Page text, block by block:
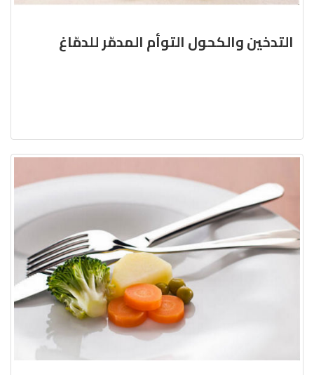
التدخين والكحول التوأم المدمّر للدمّاغ